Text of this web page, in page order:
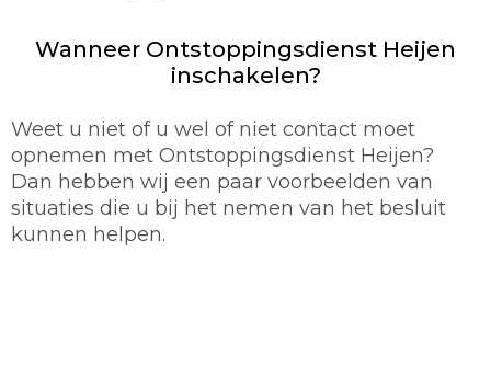
Wanneer Ontstoppingsdienst Heijen
inschakelen?
Weet u niet of u wel of niet contact moet
opnemen met Ontstoppingsdienst Heijen?
Dan hebben wij een paar voorbeelden van
situaties die u bij het nemen van het besluit
kunnen helpen.